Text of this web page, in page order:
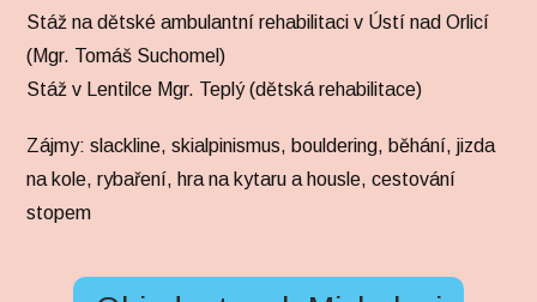
Stáž na dětské ambulantní rehabilitaci v Ústí nad Orlicí
(Mgr. Tomáš Suchomel)
Stáž v Lentilce Mgr. Teplý (dětská rehabilitace)
Zájmy: slackline, skialpinismus, bouldering, běhání, jizda
na kole, rybaření, hra na kytaru a housle, cestování
stopem